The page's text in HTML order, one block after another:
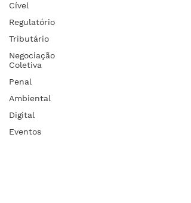
Cível
Regulatório
Tributário
Negociação
Coletiva
Penal
Ambiental
Digital
Eventos